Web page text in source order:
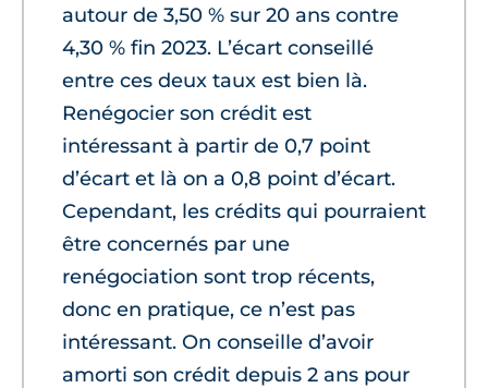
autour de 3,50 % sur 20 ans contre
4,30 % fin 2023. L’écart conseillé
entre ces deux taux est bien là.
Renégocier son crédit est
intéressant à partir de 0,7 point
d’écart et là on a 0,8 point d’écart.
Cependant, les crédits qui pourraient
être concernés par une
renégociation sont trop récents,
donc en pratique, ce n’est pas
intéressant. On conseille d’avoir
amorti son crédit depuis 2 ans pour